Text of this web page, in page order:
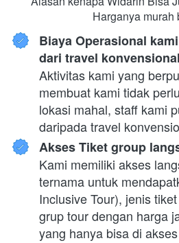
Harganya murah
Biaya Operasional
dari travel
Aktivitas kami yang
membuat kami tidak
lokasi mahal, staff kami
daripada travel
Akses Tiket group
Kami memiliki akses
ternama untuk
Inclusive Tour), jenis
grup tour dengan harga
yang hanya bisa di